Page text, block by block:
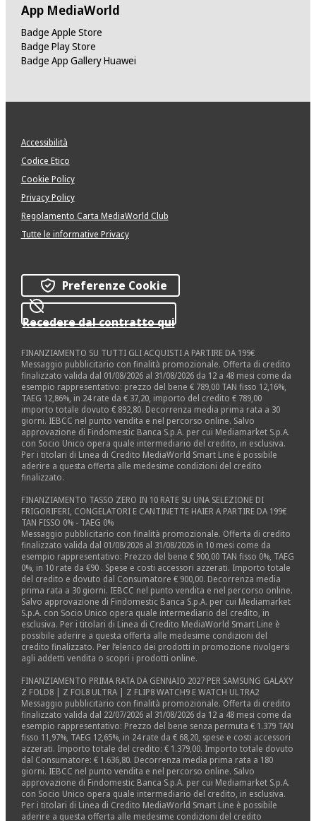
App MediaWorld
Badge Apple Store
Badge Play Store
Badge App Gallery Huawei
Accessibilità
Codice Etico
Cookie Policy
Privacy Policy
Regolamento Carta MediaWorld Club
Tutte le informative Privacy
Preferenze Cookie
Recedere dal contratto qui
FINANZIAMENTO SU TUTTI GLI ACQUISTI A PARTIRE DA 199€
Messaggio pubblicitario con finalità promozionale. Offerta di credito
finalizzato valida dal 01/08/2026 al 31/08/2026 da 12 a 48 mesi come da
esempio rappresentativo: prezzo del bene € 789,00 TAN fisso 12,16%,
TAEG 12,86%, in 24 rate da € 37,20, importo del credito € 789,00
importo totale dovuto € 892,80. Decorrenza media prima rata a 30
giorni. IEBCC nel punto vendita e nel percorso online. Salvo
approvazione di Findomestic Banca S.p.A. per cui Mediamarket S.p.A.
con Socio Unico opera quale intermediario del credito, in esclusiva.
Per i titolari di Linea di Credito MediaWorld Smart Line è possibile
aderire a questa offerta alle medesime condizioni del credito
finalizzato.
FINANZIAMENTO TASSO ZERO IN 10 RATE SU UNA SELEZIONE DI
FRIGORIFERI, CONGELATORI E CANTINETTE HAIER A PARTIRE DA 199€
TAN FISSO 0% - TAEG 0%
Messaggio pubblicitario con finalità promozionale. Offerta di credito
finalizzato valida dal 01/08/2026 al 31/08/2026 in 10 mesi come da
esempio rappresentativo: Prezzo del bene € 900,00 TAN fisso 0%, TAEG
0%, in 10 rate da €90 . Spese e costi accessori azzerati. Importo totale
del credito e dovuto dal Consumatore € 900,00. Decorrenza media
prima rata a 30 giorni. IEBCC nel punto vendita e nel percorso online.
Salvo approvazione di Findomestic Banca S.p.A. per cui Mediamarket
S.p.A. con Socio Unico opera quale intermediario del credito, in
esclusiva. Per i titolari di Linea di Credito MediaWorld Smart Line è
possibile aderire a questa offerta alle medesime condizioni del
credito finalizzato. Per l’elenco dei prodotti in promozione rivolgersi
agli addetti vendita o scopri i prodotti online.
FINANZIAMENTO PRIMA RATA DA GENNAIO 2027 PER SAMSUNG GALAXY
Z FOLD8 | Z FOL8 ULTRA | Z FLIP8 WATCH9 E WATCH ULTRA2
Messaggio pubblicitario con finalità promozionale. Offerta di credito
finalizzato valida dal 22/07/2026 al 31/08/2026 da 12 a 48 mesi come da
esempio rappresentativo: Prezzo del bene senza permuta € 1.379 TAN
fisso 11,97%, TAEG 12,65%, in 24 rate da € 68,20, spese e costi accessori
azzerati. Importo totale del credito: € 1.379,00. Importo totale dovuto
dal Consumatore: € 1.636,80. Decorrenza media prima rata a 180
giorni. IEBCC nel punto vendita e nel percorso online. Salvo
approvazione di Findomestic Banca S.p.A. per cui Mediamarket S.p.A.
con Socio Unico opera quale intermediario del credito, in esclusiva.
Per i titolari di Linea di Credito MediaWorld Smart Line è possibile
aderire a questa offerta alle medesime condizioni del credito